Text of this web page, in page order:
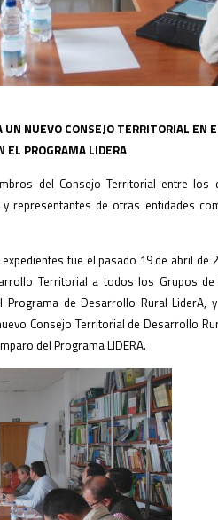
NUEVO CONSEJO TERRITORIAL EN
EL PROGRAMA LIDERA
del Consejo Territorial entre los
representantes de otras entidades
fue el pasado 19 de abril de
Territorial a todos los Grupos
de Desarrollo Rural LiderA,
Consejo Territorial de Desarrollo
del Programa LIDERA.